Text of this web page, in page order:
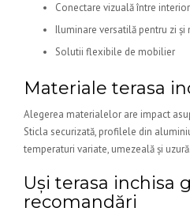
Conectare vizuală între
Iluminare versatilă pentru zi și
Solutii flexibile de mobilier
Materiale terasa
Alegerea materialelor are impact
Sticla securizată, profilele din
temperaturi variate, umezeală și uzură.
Uși terasa inchisa
recomandări